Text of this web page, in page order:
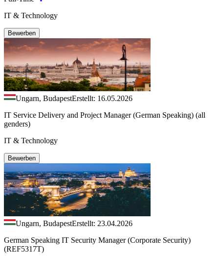
IT & Technology
Bewerben
Ungarn, BudapestErstellt: 16.05.2026
IT Service Delivery and Project Manager (German Speaking) (all
genders)
IT & Technology
Bewerben
Ungarn, BudapestErstellt: 23.04.2026
German Speaking IT Security Manager (Corporate Security)
(REF5317T)